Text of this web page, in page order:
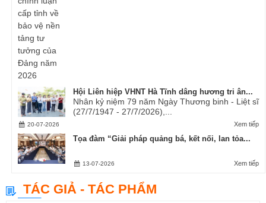
Hội Liên hiệp VHNT Hà Tĩnh dâng hương tri ân...
Nhân kỷ niệm 79 năm Ngày Thương binh - Liệt sĩ
(27/7/1947 - 27/7/2026),...
Xem tiếp
20-07-2026
Tọa đàm “Giải pháp quảng bá, kết nối, lan tỏa...
Xem tiếp
13-07-2026
TÁC GIẢ - TÁC PHẨM